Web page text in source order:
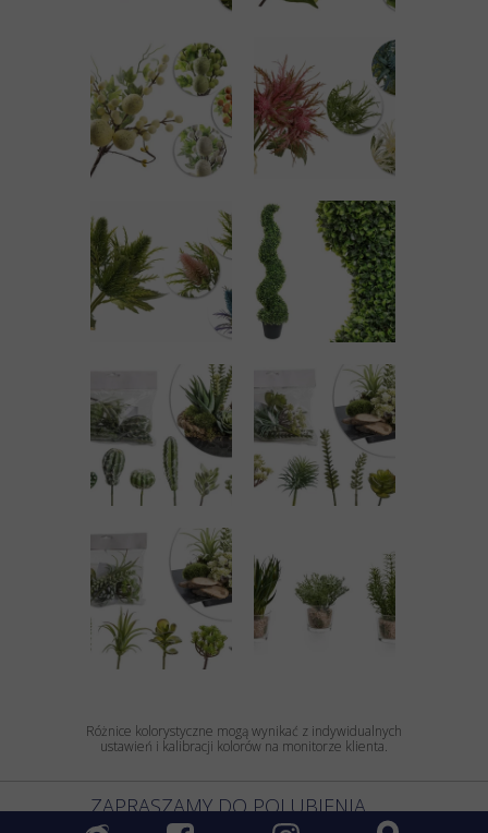
Różnice kolorystyczne mogą wynikać z indywidualnych
ustawień i kalibracji kolorów na monitorze klienta.
ZAPRASZAMY DO POLUBIENIA